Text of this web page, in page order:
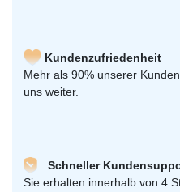
Kundenzufriedenheit
Mehr als 90% unserer
uns weiter.
Schneller
Sie erhalten innerhalb von 4